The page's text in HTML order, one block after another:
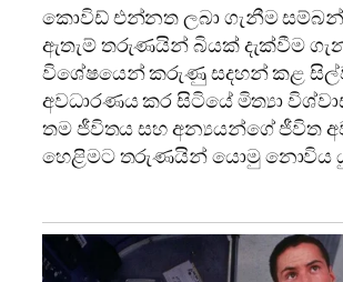
කොවිඩ් එන්නත ලබා ගැනීම
ඇතැම් තරුණයින් බියක් දැක්වීම
විශේෂයෙන් කරුණු සදහන් කළ
අවධාරණය කර සිටියේ මිත්‍යා
තම ජීවිතය සහ අන්‍යයන්ගේ ජීවිත
හෙළිමට තරුණයින් යොමු නොවිය